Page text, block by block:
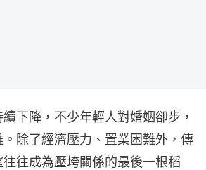
下降，不少年輕人對婚姻卻步，
除了經濟壓力、置業困難外，傳
往成為壓垮關係的最後一根稻